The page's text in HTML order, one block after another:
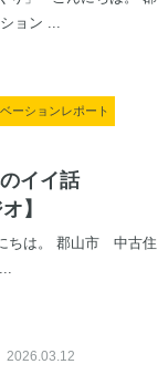
ョン ...
ーションレポート
イイ話
】
ちは。 郡山市 中古住
2026.03.12